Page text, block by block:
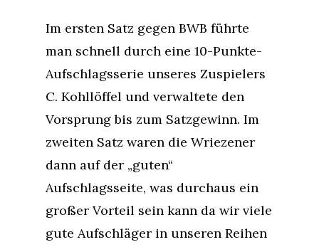
Im ersten Satz gegen BWB führte
man schnell durch eine 10-Punkte-
Aufschlagsserie unseres Zuspielers
C. Kohllöffel und verwaltete den
Vorsprung bis zum Satzgewinn. Im
zweiten Satz waren die Wriezener
dann auf der „guten“
Aufschlagsseite, was durchaus ein
großer Vorteil sein kann da wir viele
gute Aufschläger in unseren Reihen